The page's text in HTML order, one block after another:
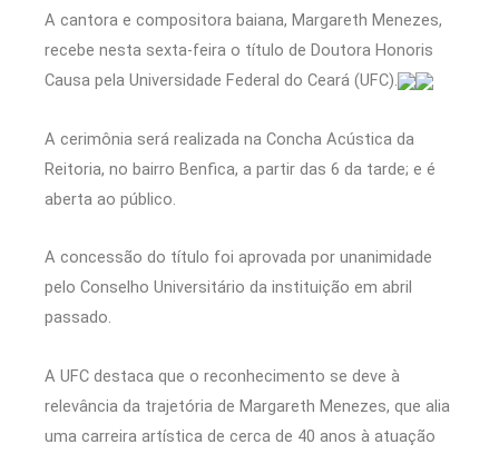
A cantora e compositora baiana, Margareth Menezes,
recebe nesta sexta-feira o título de Doutora Honoris
Causa pela Universidade Federal do Ceará (UFC).
A cerimônia será realizada na Concha Acústica da
Reitoria, no bairro Benfica, a partir das 6 da tarde; e é
aberta ao público.
A concessão do título foi aprovada por unanimidade
pelo Conselho Universitário da instituição em abril
passado.
A UFC destaca que o reconhecimento se deve à
relevância da trajetória de Margareth Menezes, que alia
uma carreira artística de cerca de 40 anos à atuação